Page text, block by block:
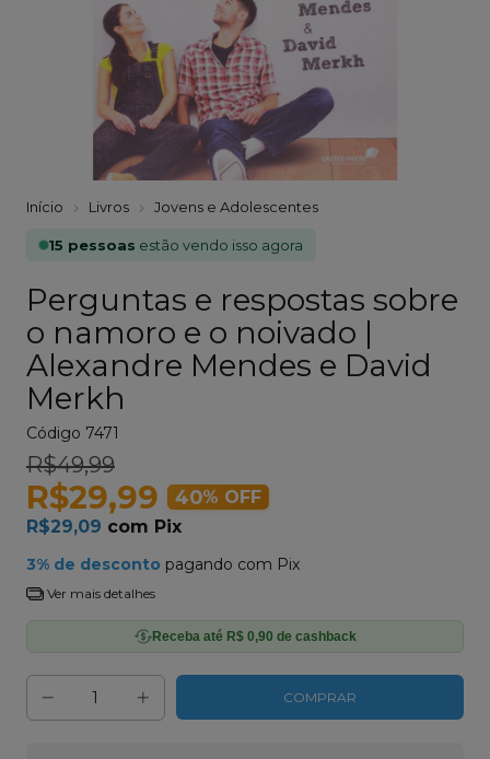
Início Livros Jovens e Adolescentes
15 pessoas estão vendo isso agora
Perguntas e respostas sobre
o namoro e o noivado |
Alexandre Mendes e David
Merkh
Código 7471
R$49,99
R$29,99 40% OFF
R$29,09 com Pix
3% de desconto pagando com Pix
Ver mais detalhes
Receba até R$ 0,90 de cashback